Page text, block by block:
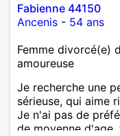
Fabienne 44150
Ancenis - 54 ans
Femme divorcé(e)
amoureuse
Je recherche une
sérieuse, qui aime
Je n'ai pas de
de moyenne